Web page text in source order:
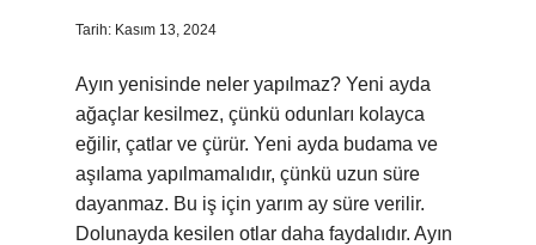
Tarih: Kasım 13, 2024
Ayın yenisinde neler yapılmaz? Yeni ayda
ağaçlar kesilmez, çünkü odunları kolayca
eğilir, çatlar ve çürür. Yeni ayda budama ve
aşılama yapılmamalıdır, çünkü uzun süre
dayanmaz. Bu iş için yarım ay süre verilir.
Dolunayda kesilen otlar daha faydalıdır. Ayın